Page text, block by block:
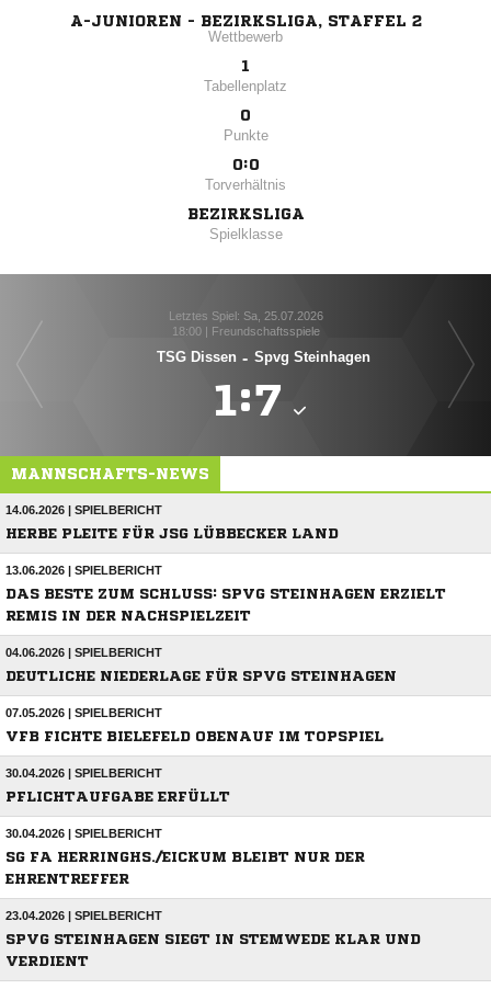
A-JUNIOREN - BEZIRKSLIGA, STAFFEL 2
Wettbewerb
1
Tabellenplatz
0
Punkte
0:0
Torverhältnis
BEZIRKSLIGA
Spielklasse
Letztes Spiel: Sa, 25.07.2026
18:00 | Freundschaftsspiele
TSG Dissen - Spvg Steinhagen
:
MANNSCHAFTS-NEWS
14.06.2026 | SPIELBERICHT
HERBE PLEITE FÜR JSG LÜBBECKER LAND
13.06.2026 | SPIELBERICHT
DAS BESTE ZUM SCHLUSS: SPVG STEINHAGEN ERZIELT
REMIS IN DER NACHSPIELZEIT
04.06.2026 | SPIELBERICHT
DEUTLICHE NIEDERLAGE FÜR SPVG STEINHAGEN
07.05.2026 | SPIELBERICHT
VFB FICHTE BIELEFELD OBENAUF IM TOPSPIEL
30.04.2026 | SPIELBERICHT
PFLICHTAUFGABE ERFÜLLT
30.04.2026 | SPIELBERICHT
SG FA HERRINGHS./EICKUM BLEIBT NUR DER
EHRENTREFFER
23.04.2026 | SPIELBERICHT
SPVG STEINHAGEN SIEGT IN STEMWEDE KLAR UND
VERDIENT